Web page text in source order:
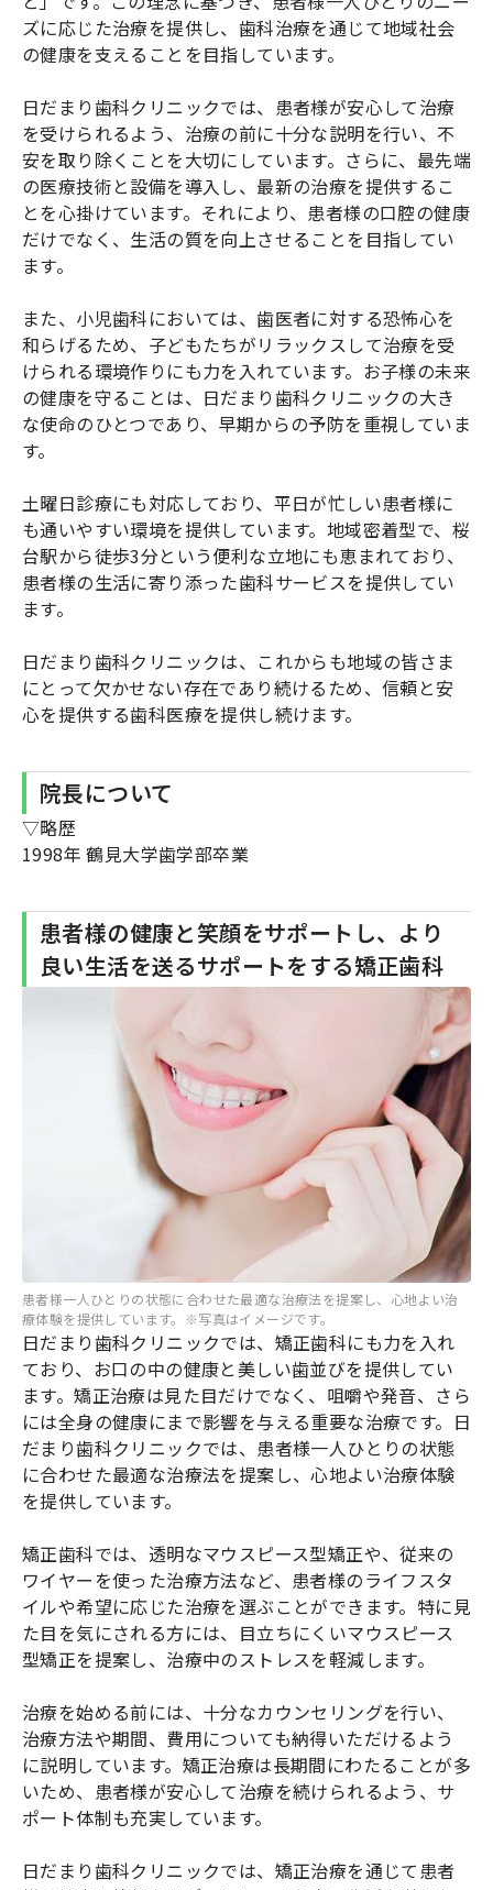
ズに応じた治療を提供し、歯科治療を通じて地域社会
の健康を支えることを目指しています。
日だまり歯科クリニックでは、患者様が安心して治療
を受けられるよう、治療の前に十分な説明を行い、不
安を取り除くことを大切にしています。さらに、最先端
の医療技術と設備を導入し、最新の治療を提供するこ
とを心掛けています。それにより、患者様の口腔の健康
だけでなく、生活の質を向上させることを目指してい
ます。
また、小児歯科においては、歯医者に対する恐怖心を
和らげるため、子どもたちがリラックスして治療を受
けられる環境作りにも力を入れています。お子様の未来
の健康を守ることは、日だまり歯科クリニックの大き
な使命のひとつであり、早期からの予防を重視していま
す。
土曜日診療にも対応しており、平日が忙しい患者様に
も通いやすい環境を提供しています。地域密着型で、桜
台駅から徒歩3分という便利な立地にも恵まれており、
患者様の生活に寄り添った歯科サービスを提供してい
ます。
日だまり歯科クリニックは、これからも地域の皆さま
にとって欠かせない存在であり続けるため、信頼と安
心を提供する歯科医療を提供し続けます。
院長について
▽略歴
1998年 鶴見大学歯学部卒業
患者様の健康と笑顔をサポートし、より
良い生活を送るサポートをする矯正歯科
患者様一人ひとりの状態に合わせた最適な治療法を提案し、心地よい治
療体験を提供しています。※写真はイメージです。
日だまり歯科クリニックでは、矯正歯科にも力を入れ
ており、お口の中の健康と美しい歯並びを提供してい
ます。矯正治療は見た目だけでなく、咀嚼や発音、さら
には全身の健康にまで影響を与える重要な治療です。日
だまり歯科クリニックでは、患者様一人ひとりの状態
に合わせた最適な治療法を提案し、心地よい治療体験
を提供しています。
矯正歯科では、透明なマウスピース型矯正や、従来の
ワイヤーを使った治療方法など、患者様のライフスタ
イルや希望に応じた治療を選ぶことができます。特に見
た目を気にされる方には、目立ちにくいマウスピース
型矯正を提案し、治療中のストレスを軽減します。
治療を始める前には、十分なカウンセリングを行い、
治療方法や期間、費用についても納得いただけるよう
に説明しています。矯正治療は長期間にわたることが多
いため、患者様が安心して治療を続けられるよう、サ
ポート体制も充実しています。
日だまり歯科クリニックでは、矯正治療を通じて患者